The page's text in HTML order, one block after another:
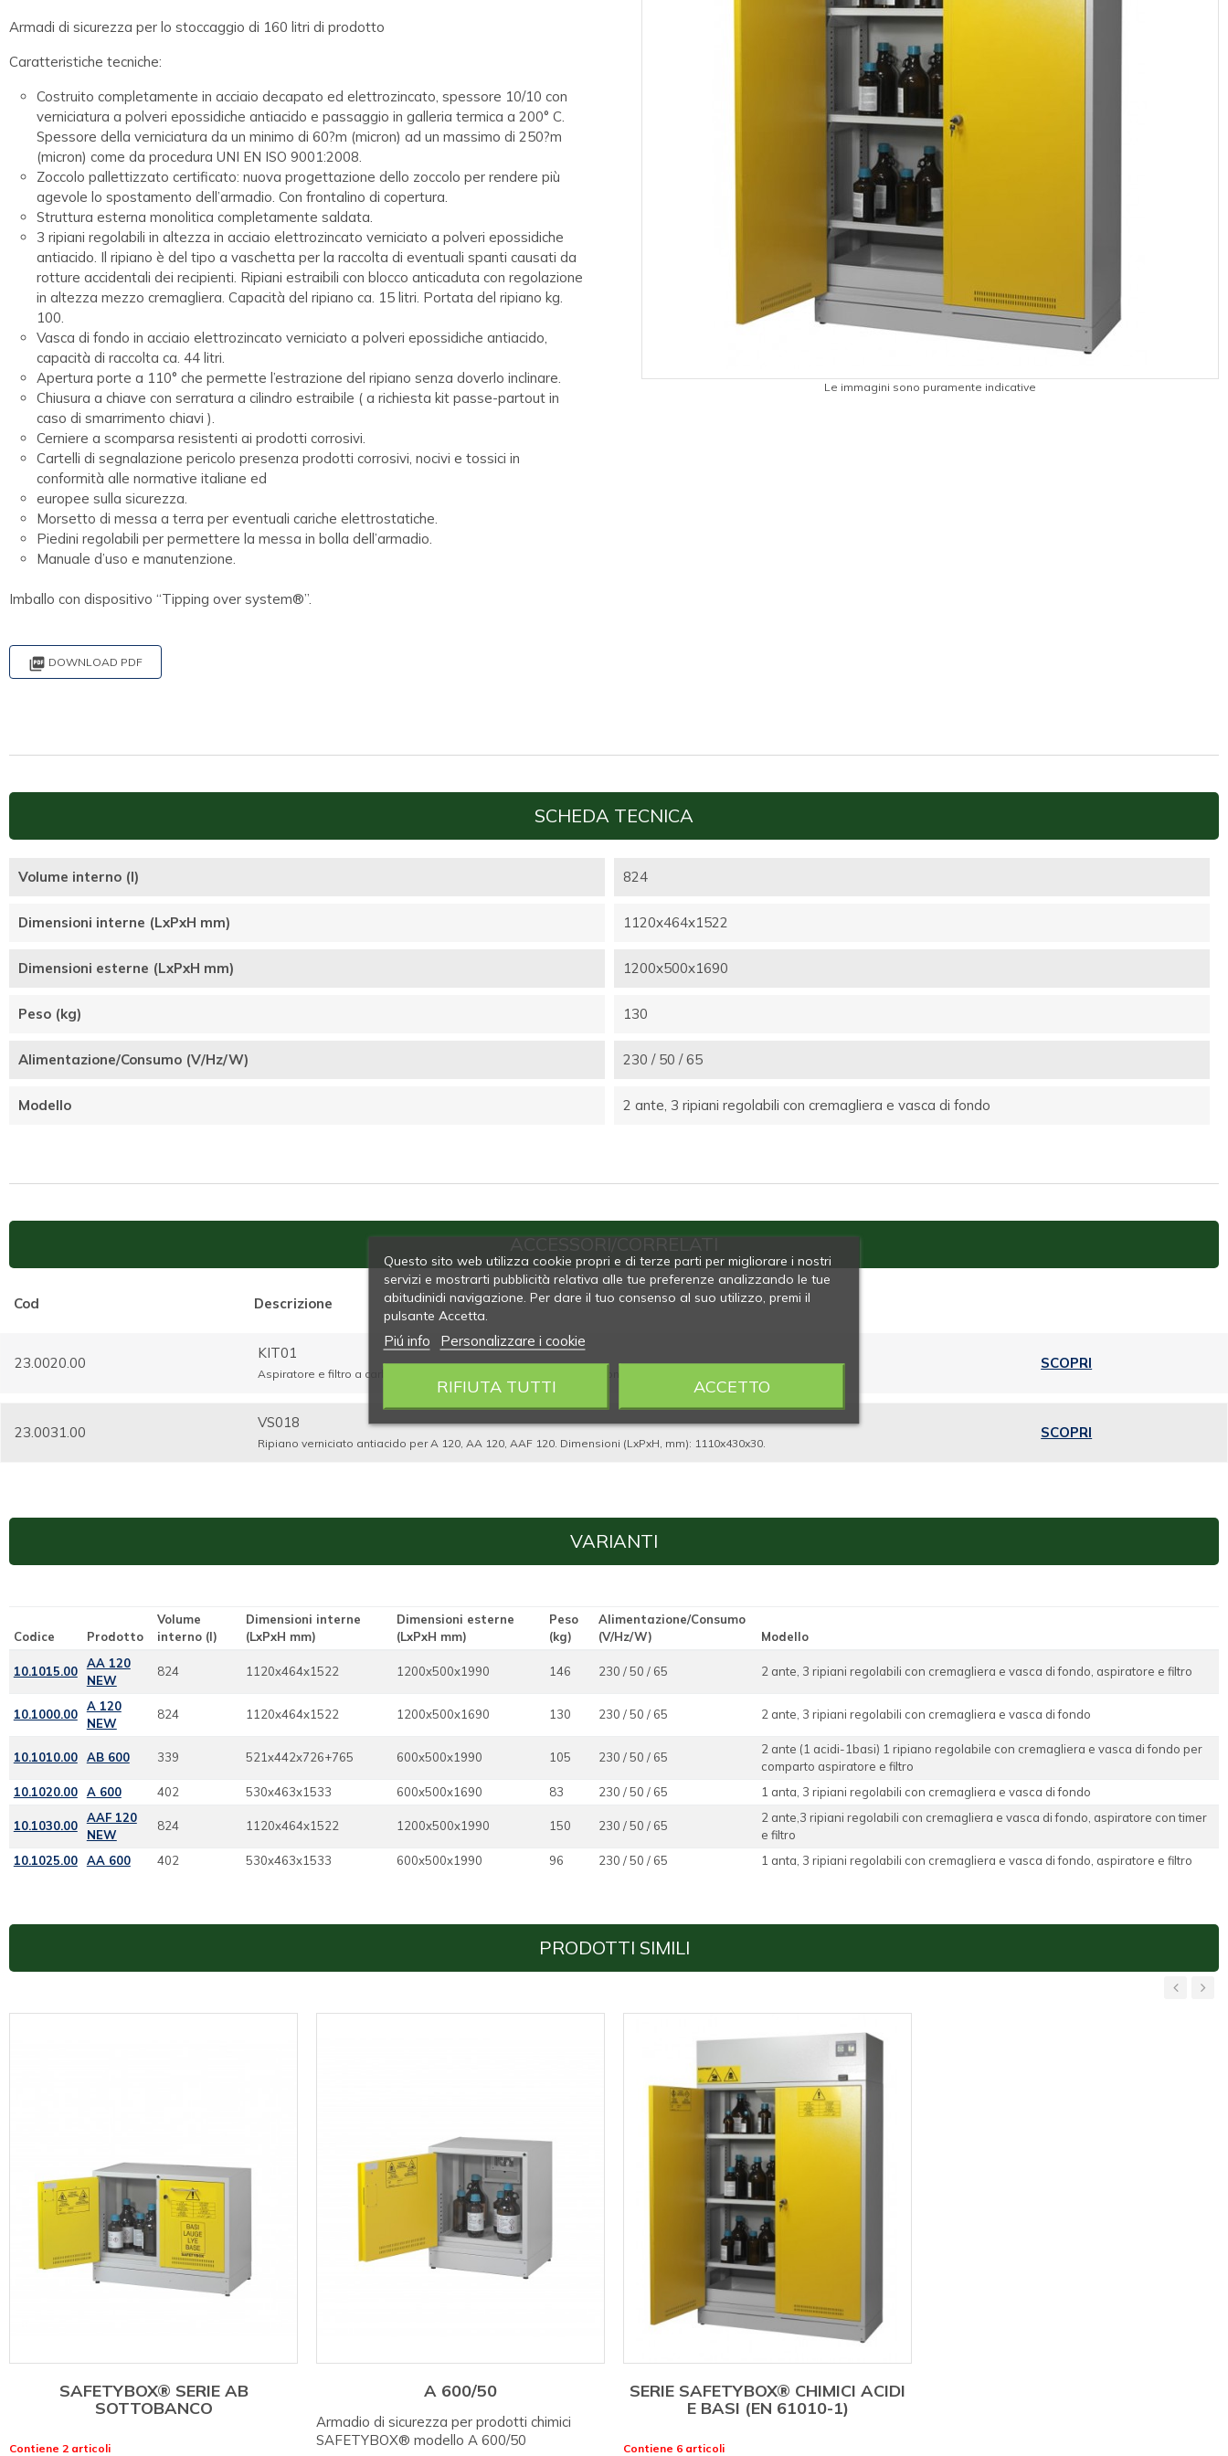
Armadi di sicurezza per lo stoccaggio di 160 litri di prodotto
Caratteristiche tecniche:
Costruito completamente in acciaio decapato ed elettrozincato, spessore 10/10 con
verniciatura a polveri epossidiche antiacido e passaggio in galleria termica a 200° C.
Spessore della verniciatura da un minimo di 60?m (micron) ad un massimo di 250?m
(micron) come da procedura UNI EN ISO 9001:2008.
Zoccolo pallettizzato certificato: nuova progettazione dello zoccolo per rendere più
agevole lo spostamento dell’armadio. Con frontalino di copertura.
Struttura esterna monolitica completamente saldata.
3 ripiani regolabili in altezza in acciaio elettrozincato verniciato a polveri epossidiche
antiacido. Il ripiano è del tipo a vaschetta per la raccolta di eventuali spanti causati da
rotture accidentali dei recipienti. Ripiani estraibili con blocco anticaduta con regolazione
in altezza mezzo cremagliera. Capacità del ripiano ca. 15 litri. Portata del ripiano kg.
100.
Vasca di fondo in acciaio elettrozincato verniciato a polveri epossidiche antiacido,
capacità di raccolta ca. 44 litri.
Apertura porte a 110° che permette l’estrazione del ripiano senza doverlo inclinare.
Chiusura a chiave con serratura a cilindro estraibile ( a richiesta kit passe-partout in
caso di smarrimento chiavi ).
Cerniere a scomparsa resistenti ai prodotti corrosivi.
Cartelli di segnalazione pericolo presenza prodotti corrosivi, nocivi e tossici in
conformità alle normative italiane ed
europee sulla sicurezza.
Morsetto di messa a terra per eventuali cariche elettrostatiche.
Piedini regolabili per permettere la messa in bolla dell’armadio.
Manuale d’uso e manutenzione.
Imballo con dispositivo “Tipping over system®”.
 DOWNLOAD PDF
Le immagini sono puramente indicative
SCHEDA TECNICA
Volume interno (l) 824
Dimensioni interne (LxPxH mm) 1120x464x1522
Dimensioni esterne (LxPxH mm) 1200x500x1690
Peso (kg) 130
Alimentazione/Consumo (V/Hz/W) 230 / 50 / 65
Modello 2 ante, 3 ripiani regolabili con cremagliera e vasca di fondo
ACCESSORI/CORRELATI
Cod Descrizione
23.0020.00
KIT01
Aspiratore e filtro a carboni attivi con CUNTACTOR® per armadi non aspirati (220V).
SCOPRI
23.0031.00
VS018
Ripiano verniciato antiacido per A 120, AA 120, AAF 120. Dimensioni (LxPxH, mm): 1110x430x30.
SCOPRI
VARIANTI
Codice Prodotto
Volume
interno (l)
Dimensioni interne
(LxPxH mm)
Dimensioni esterne
(LxPxH mm)
Peso
(kg)
Alimentazione/Consumo
(V/Hz/W)
Modello
10.1015.00
AA 120
NEW
824 1120x464x1522 1200x500x1990 146 230 / 50 / 65 2 ante, 3 ripiani regolabili con cremagliera e vasca di fondo, aspiratore e filtro
10.1000.00
A 120
NEW
824 1120x464x1522 1200x500x1690 130 230 / 50 / 65 2 ante, 3 ripiani regolabili con cremagliera e vasca di fondo
10.1010.00 AB 600 339 521x442x726+765 600x500x1990 105 230 / 50 / 65
2 ante (1 acidi-1basi) 1 ripiano regolabile con cremagliera e vasca di fondo per
comparto aspiratore e filtro
10.1020.00
A 600 402 530x463x1533 600x500x1690 83 230 / 50 / 65 1 anta, 3 ripiani regolabili con cremagliera e vasca di fondo
10.1030.00
AAF 120
NEW
824 1120x464x1522 1200x500x1990 150 230 / 50 / 65
2 ante,3 ripiani regolabili con cremagliera e vasca di fondo, aspiratore con timer
e filtro
10.1025.00
AA 600 402 530x463x1533 600x500x1990 96 230 / 50 / 65 1 anta, 3 ripiani regolabili con cremagliera e vasca di fondo, aspiratore e filtro
PRODOTTI SIMILI
SAFETYBOX® SERIE AB
SOTTOBANCO
Contiene 2 articoli
A 600/50
Armadio di sicurezza per prodotti chimici
SAFETYBOX® modello A 600/50
SERIE SAFETYBOX® CHIMICI ACIDI
E BASI (EN 61010-1)
Contiene 6 articoli
Questo sito web utilizza cookie propri e di terze parti per migliorare i nostri
servizi e mostrarti pubblicità relativa alle tue preferenze analizzando le tue
abitudinidi navigazione. Per dare il tuo consenso al suo utilizzo, premi il
pulsante Accetta.
Piú info Personalizzare i cookie
RIFIUTA TUTTI ACCETTO